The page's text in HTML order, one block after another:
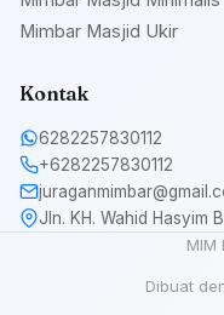
Mimbar Masjid Ukir
Kontak
6282257830112
+6282257830112
Jln. KH. Wahid Hasyim
MIM
Dibuat